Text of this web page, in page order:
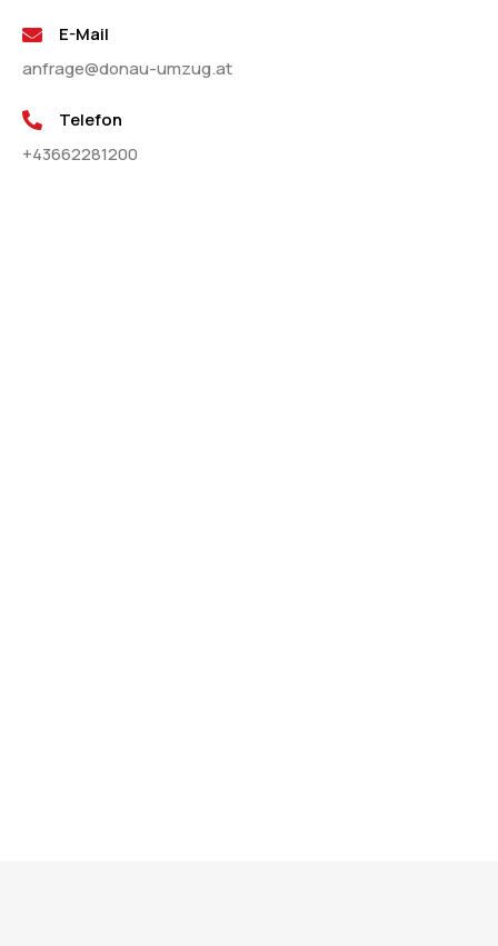
E-Mail
anfrage@donau-umzug.at
Telefon
+43662281200